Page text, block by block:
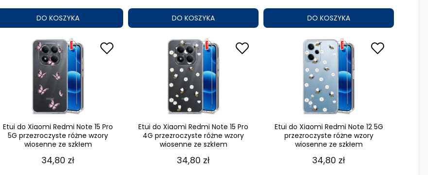
DO KOSZYKA DO KOSZYKA DO KOSZYKA
Etui do Xiaomi Redmi Note 15 Pro
5G przezroczyste różne wzory
wiosenne ze szkłem
34,80 zł
Etui do Xiaomi Redmi Note 15 Pro
4G przezroczyste różne wzory
wiosenne ze szkłem
34,80 zł
Etui do Xiaomi Redmi Note 12 5G
przezroczyste różne wzory
wiosenne ze szkłem
34,80 zł